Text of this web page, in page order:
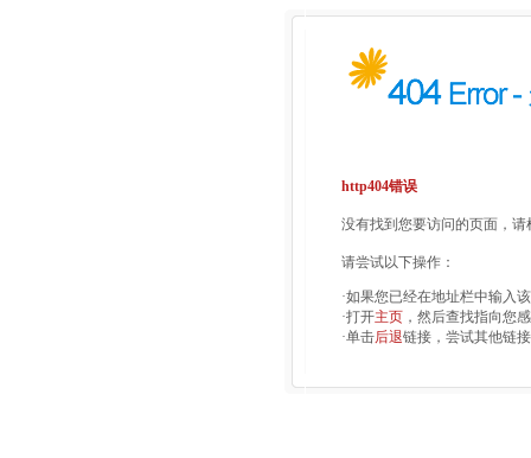
http404错误
没有找到您要访问的页面，
请尝试以下操作：
·如果您已经在地址栏中输入
·打开主页 ，然后查找指向您
·单击后退链接，尝试其他链